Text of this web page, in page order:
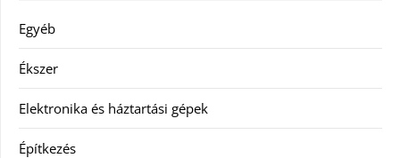
Egyéb
Ékszer
Elektronika és háztartási gépek
Építkezés